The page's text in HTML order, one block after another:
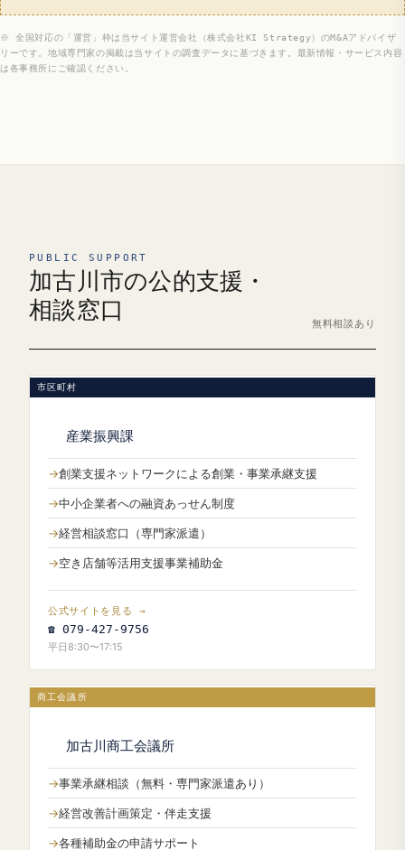
※ 全国対応の「運営」枠は当サイト運営会社（株式会社KI Strategy）のM&Aアドバイザ
リーです。地域専門家の掲載は当サイトの調査データに基づきます。最新情報・サービス内容
は各事務所にご確認ください。
PUBLIC SUPPORT
加古川市の公的支援・
相談窓口
無料相談あり
市区町村
産業振興課
創業支援ネットワークによる創業・事業承継支援
中小企業者への融資あっせん制度
経営相談窓口（専門家派遣）
空き店舗等活用支援事業補助金
公式サイトを見る →
☎ 079-427-9756
平日8:30〜17:15
商工会議所
加古川商工会議所
事業承継相談（無料・専門家派遣あり）
経営改善計画策定・伴走支援
各種補助金の申請サポート